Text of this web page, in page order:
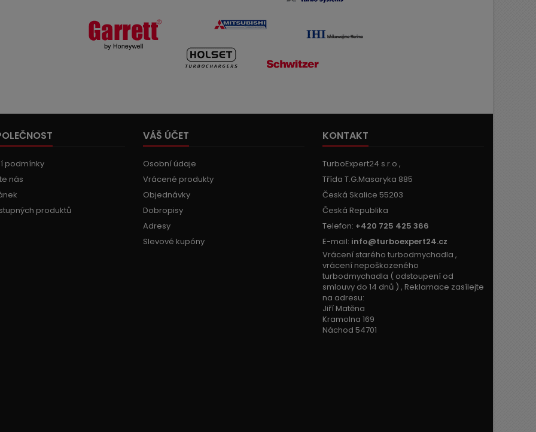
podmínky
nás
produktů
VÁŠ ÚČET
Osobní údaje
Vrácené produkty
Objednávky
Dobropisy
Adresy
Slevové kupóny
KONTAKT
TurboExpert24 s.r.o ,
Třída T.G.Masaryka 885
Česká Skalice 55203
Česká Republika
Telefon: +420 725 425 366
E-mail: info@turboexpert24.cz
Vrácení starého turbodmychadla ,
vrácení nepoškozeného
turbodmychadla ( odstoupení od
smlouvy do 14 dnů ) , Reklamace zasílejte
na adresu:
Jiří Matěna
Kramolna 169
Náchod 54701